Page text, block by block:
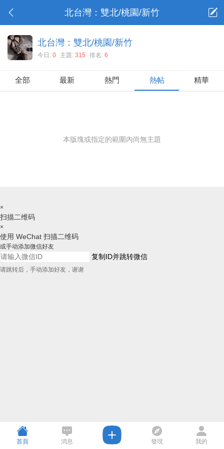
北台灣：雙北/桃園/新竹
北台灣：雙北/桃園/新竹
今日: 0 主題: 315 排名: 6
全部 最新 熱門 熱帖 精華
本版塊或指定的範圍內尚無主題
×
扫描二维码
×
使用 WeChat 扫描二维码
或手动添加微信好友
复制ID并跳转微信
请跳转后，手动添加好友，谢谢
首頁 消息 發現 我的